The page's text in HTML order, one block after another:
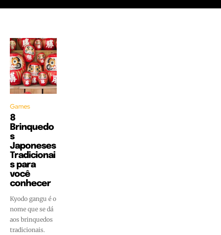
Games
8
Brinquedo
s
Japoneses
Tradicionai
s para
você
conhecer
Kyodo gangu é o
nome que se dá
aos brinquedos
tradicionais.